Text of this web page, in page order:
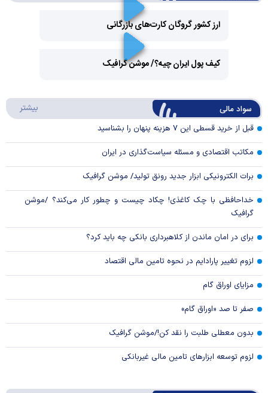
ارز کشور گروگان کارت‌های بازرگانی
Video
کیف پول ایران چیه؟/ موشن گرافیک
سواد مالی بیشتر
قبل از خرید قسطی این ۷ هزینه پنهان را بشناسید
مکاتب اقتصادی و مسئله سیاست‌گذاری در ایران
برات الکترونیکی ابزار جدید رونق تولید/ موشن گرافیک
خداحافظی با چک کاغذی! چکاد چیست و چطور کار می‌کند؟ /موشن
گرافیک
برای در امان ماندن از کلاهبرداری بانکی چه باید کرد؟
لزوم تغییر پارادایم در نحوه تامین مالی اقتصاد
مزایای اوراق گام
صفر تا صد «اوراق گام»
بدون معطلی طلبت را نقد کن!/موشن گرافیک
لزوم توسعه ابزارهای تامین مالی غیربانکی